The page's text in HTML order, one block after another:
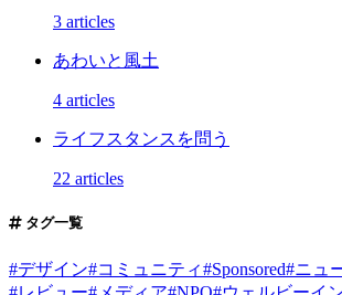
3 articles
あわいと風土
4 articles
ライフスタンスを問う
22 articles
タグ一覧
#デザイン#コミュニティ#Sponsored#ニュ